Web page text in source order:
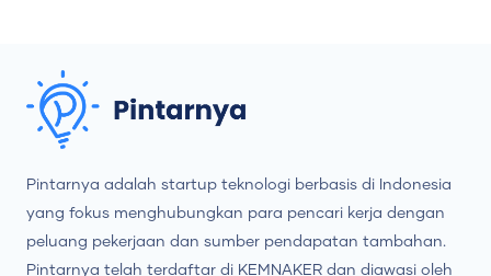
Pintarnya adalah startup teknologi berbasis di Indonesia
yang fokus menghubungkan para pencari kerja dengan
peluang pekerjaan dan sumber pendapatan tambahan.
Pintarnya telah terdaftar di KEMNAKER dan diawasi oleh